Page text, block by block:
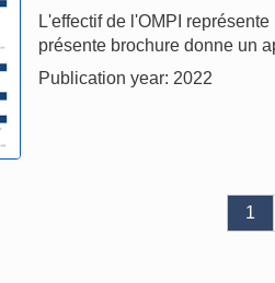
L'effectif de l'OMPI
présente brochure donne un
Publication year: 2022
1